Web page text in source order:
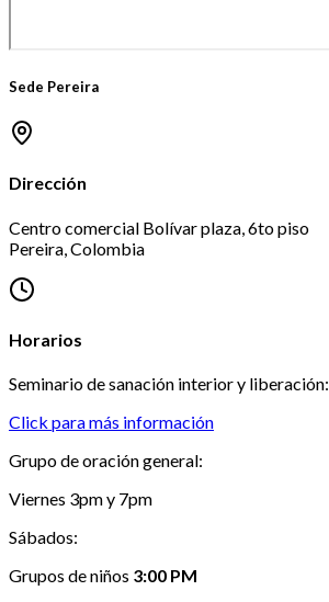
Sede Pereira
Dirección
Centro comercial Bolívar plaza, 6to piso
Pereira , Colombia
Horarios
Seminario de sanación interior y liberación:
Click para más información
Grupo de oración general:
Viernes 3pm y 7pm
Sábados:
Grupos de niños 3:00 PM